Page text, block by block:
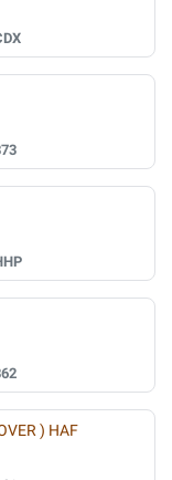
) HAF